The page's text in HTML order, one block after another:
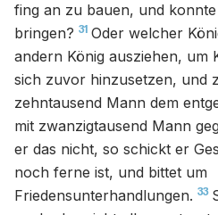
fing an zu bauen, und
bringen? 31 Oder welcher
andern König ausziehen, um
sich zuvor hinzusetzen, und
zehntausend Mann dem
mit zwanzigtausend Mann
er das nicht, so schickt er
noch ferne ist, und bittet um
Friedensunterhandlungen. 33